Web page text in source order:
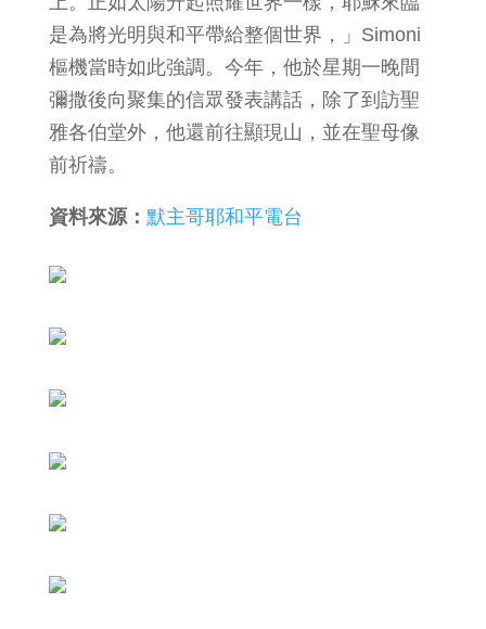
是為將光明與和平帶給整個世界，」Simoni
樞機當時如此強調。今年，他於星期一晚間
彌撒後向聚集的信眾發表講話，除了到訪聖
雅各伯堂外，他還前往顯現山，並在聖母像
前祈禱。
資料來源： 默主哥耶和平電台